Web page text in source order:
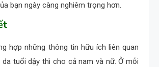
bạn ngày càng nghiêm trọng hơn.
hợp những thông tin hữu ích liên quan
tuổi dậy thì cho cả nam và nữ. Ở mỗi